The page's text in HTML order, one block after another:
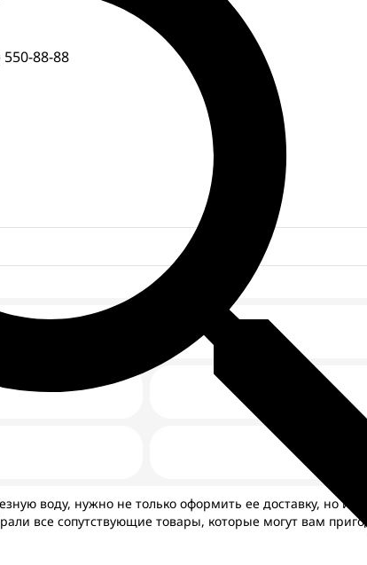
550-88-88
воду, нужно не только оформить ее доставку, но и
все сопутствующие товары, которые могут вам